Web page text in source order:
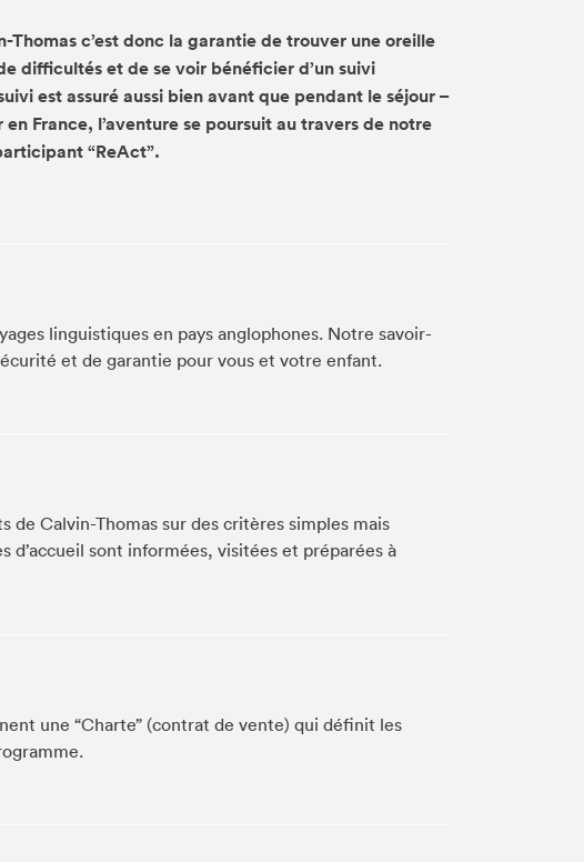
Thomas c’est donc la garantie de trouver une oreille
difficultés et de se voir bénéficier d’un suivi
est assuré aussi bien avant que pendant le séjour –
France, l’aventure se poursuit au travers de notre
“ReAct”.
linguistiques en pays anglophones. Notre savoir-
et de garantie pour vous et votre enfant.
de Calvin-Thomas sur des critères simples mais
sont informées, visitées et préparées à
une “Charte” (contrat de vente) qui définit les